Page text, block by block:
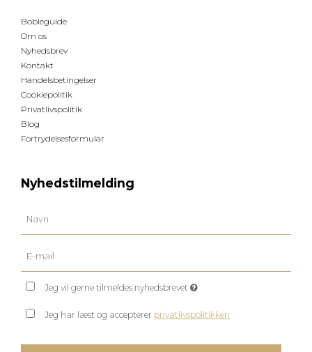
Bobleguide
Om os
Nyhedsbrev
Kontakt
Handelsbetingelser
Cookiepolitik
Privatlivspolitik
Blog
Fortrydelsesformular
Nyhedstilmelding
Jeg vil gerne tilmeldes nyhedsbrevet
Jeg har læst og accepterer privatlivspolitikken